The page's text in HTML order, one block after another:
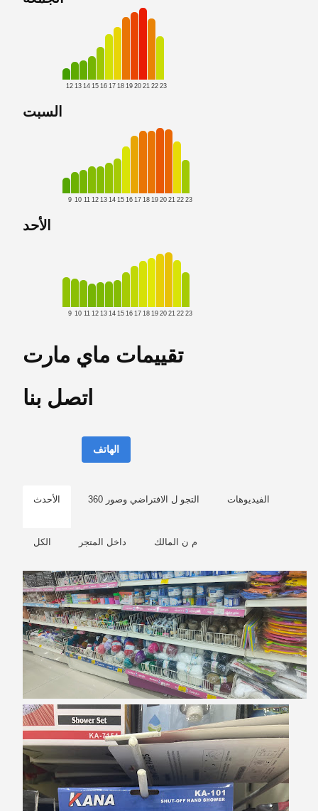
12 13 14 15 16 17 18 19 20 21 22 23
السبت
9 10 11 12 13 14 15 16 17 18 19 20 21 22 23
الأحد
9 10 11 12 13 14 15 16 17 18 19 20 21 22 23
تقييمات ماي مارت
اتصل بنا
الهاتف
الأحدث التجو ل الافتراضي وصور 360 الفيديوهات
الكل داخل المتجر م ن المالك